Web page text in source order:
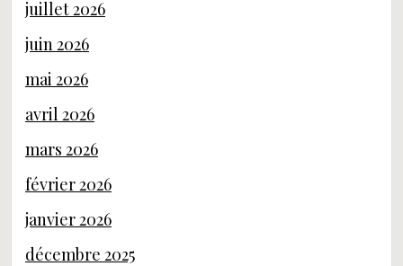
juillet 2026
juin 2026
mai 2026
avril 2026
mars 2026
février 2026
janvier 2026
décembre 2025